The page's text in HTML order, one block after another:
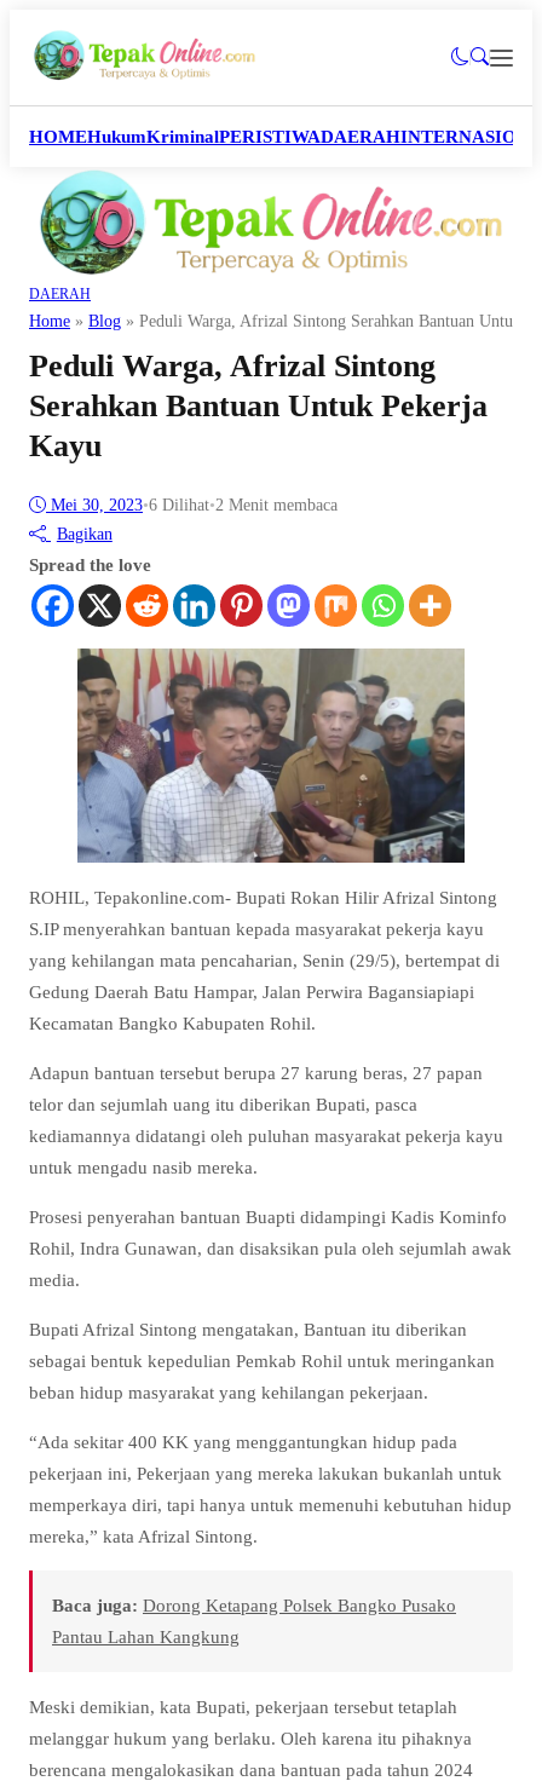
HOMEHukumKriminalPERISTIWADAERAH
DAERAH
Home » Blog » Peduli Warga, Afrizal Sintong Serahkan Bantuan Untuk
Peduli Warga, Afrizal Sintong
Serahkan Bantuan Untuk Pekerja
Kayu
Mei 30, 2023•6 Dilihat•2 Menit membaca
Bagikan
Spread the love
ROHIL, Tepakonline.com- Bupati Rokan Hilir Afrizal Sintong
S.IP menyerahkan bantuan kepada masyarakat pekerja kayu
yang kehilangan mata pencaharian, Senin (29/5), bertempat di
Gedung Daerah Batu Hampar, Jalan Perwira Bagansiapiapi
Kecamatan Bangko Kabupaten Rohil.
Adapun bantuan tersebut berupa 27 karung beras, 27 papan
telor dan sejumlah uang itu diberikan Bupati, pasca
kediamannya didatangi oleh puluhan masyarakat pekerja kayu
untuk mengadu nasib mereka.
Prosesi penyerahan bantuan Buapti didampingi Kadis Kominfo
Rohil, Indra Gunawan, dan disaksikan pula oleh sejumlah awak
media.
Bupati Afrizal Sintong mengatakan, Bantuan itu diberikan
sebagai bentuk kepedulian Pemkab Rohil untuk meringankan
beban hidup masyarakat yang kehilangan pekerjaan.
“Ada sekitar 400 KK yang menggantungkan hidup pada
pekerjaan ini, Pekerjaan yang mereka lakukan bukanlah untuk
memperkaya diri, tapi hanya untuk memenuhi kebutuhan hidup
mereka,” kata Afrizal Sintong.
Baca juga: Dorong Ketapang Polsek Bangko Pusako
Pantau Lahan Kangkung
Meski demikian, kata Bupati, pekerjaan tersebut tetaplah
melanggar hukum yang berlaku. Oleh karena itu pihaknya
berencana mengalokasikan dana bantuan pada tahun 2024